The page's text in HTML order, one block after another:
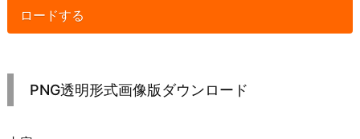
ロードする
PNG透明形式画像版ダウンロード